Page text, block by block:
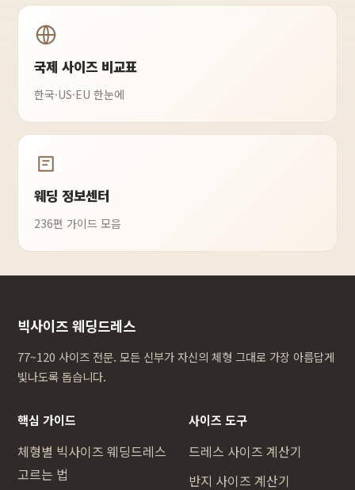
국제 사이즈 비교표
한국·US·EU 한눈에
웨딩 정보센터
236편 가이드 모음
빅사이즈 웨딩드레스
77~120 사이즈 전문. 모든 신부가 자신의 체형 그대로 가장 아름답게
빛나도록 돕습니다.
핵심 가이드
체형별 빅사이즈 웨딩드레스
고르는 법
사이즈 도구
드레스 사이즈 계산기
반지 사이즈 계산기